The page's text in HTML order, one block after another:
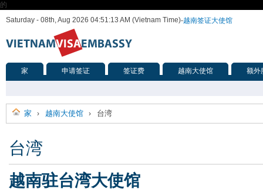
的
Saturday - 08th, Aug 2026 04:51:13 AM (Vietnam Time)-越南签证大使馆
家 申请签证 签证费 越南大使馆 额外
家 › 越南大使馆 › 台湾
台湾
越南驻台湾大使馆